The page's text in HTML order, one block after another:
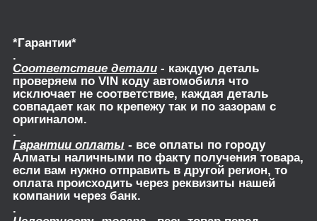
*Гарантии*
.
Соответствие детали - каждую деталь
проверяем по VIN коду автомобиля что
исключает не соответствие, каждая деталь
совпадает как по крепежу так и по зазорам с
оригиналом.
.
Гарантии оплаты - все оплаты по городу
Алматы наличными по факту получения товара,
если вам нужно отправить в другой регион, то
оплата происходить через реквизиты нашей
компании через банк.
.